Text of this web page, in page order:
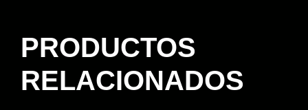
PRODUCTOS
RELACIONADOS